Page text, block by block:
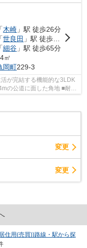
「木崎 」駅 徒歩26分
「世良田 」駅 徒歩51分
「細谷 」駅 徒歩65分
㎡
岡町229-3
が完結する機能的な3LDK
の公道に面した角地 ■耐震
や保...
変更
変更
住用(売買))路線・駅から探